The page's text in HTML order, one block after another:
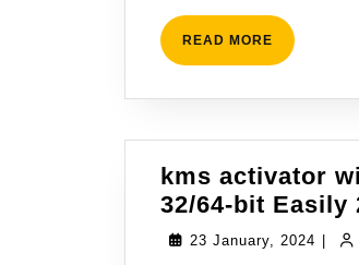
READ MORE
kms activator
32/64-bit Easily
23 January, 2024 |